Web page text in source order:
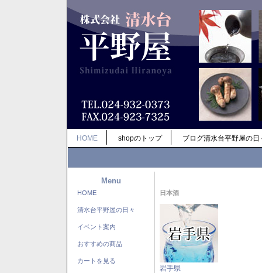
HOME shopのトップ ブログ清水台平野屋の日
Menu
HOME
清水台平野屋の日々
イベント案内
おすすめの商品
カートを見る
日本酒
岩手県